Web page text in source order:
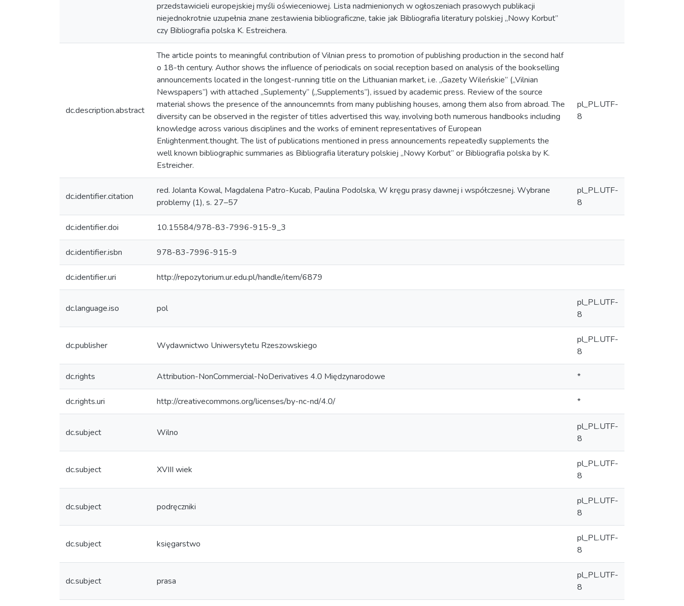
przedstawicieli europejskiej myśli oświeceniowej. Lista nadmienionych w ogłoszeniach prasowych publikacji
niejednokrotnie uzupełnia znane zestawienia bibliograficzne, takie jak Bibliografia literatury polskiej „Nowy Korbut”
czy Bibliografia polska K. Estreichera.
dc.description.abstract
The article points to meaningful contribution of Vilnian press to promotion of publishing production in the second half
o 18-th century. Author shows the influence of periodicals on social reception based on analysis of the bookselling
announcements located in the longest-running title on the Lithuanian market, i.e. „Gazety Wileńskie” („Vilnian
Newspapers”) with attached „Suplementy” („Supplements”), issued by academic press. Review of the source
material shows the presence of the announcemnts from many publishing houses, among them also from abroad. The
diversity can be observed in the register of titles advertised this way, involving both numerous handbooks including
knowledge across various disciplines and the works of eminent representatives of European
Enlightenment.thought. The list of publications mentioned in press announcements repeatedly supplements the
well known bibliographic summaries as Bibliografia literatury polskiej „Nowy Korbut” or Bibliografia polska by K.
Estreicher.
pl_PL.UTF-
8
dc.identifier.citation
red. Jolanta Kowal, Magdalena Patro-Kucab, Paulina Podolska, W kręgu prasy dawnej i współczesnej. Wybrane
problemy (1), s. 27–57
pl_PL.UTF-
8
dc.identifier.doi 10.15584/978-83-7996-915-9_3
dc.identifier.isbn 978-83-7996-915-9
dc.identifier.uri http://repozytorium.ur.edu.pl/handle/item/6879
dc.language.iso pol
pl_PL.UTF-
8
dc.publisher Wydawnictwo Uniwersytetu Rzeszowskiego
pl_PL.UTF-
8
dc.rights Attribution-NonCommercial-NoDerivatives 4.0 Międzynarodowe *
dc.rights.uri http://creativecommons.org/licenses/by-nc-nd/4.0/ *
dc.subject Wilno
pl_PL.UTF-
8
dc.subject XVIII wiek
pl_PL.UTF-
8
dc.subject podręczniki
pl_PL.UTF-
8
dc.subject księgarstwo
pl_PL.UTF-
8
dc.subject prasa
pl_PL.UTF-
8